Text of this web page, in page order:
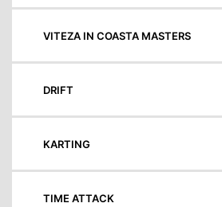
VITEZA IN COASTA MASTERS
DRIFT
KARTING
TIME ATTACK